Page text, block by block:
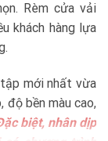
Rèm cửa vải
khách hàng lựa
mới nhất vừa
bền màu cao,
biệt, nhân dịp